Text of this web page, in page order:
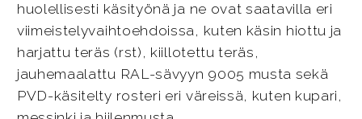
huolellisesti käsityönä ja ne ovat saatavilla eri
viimeistelyvaihtoehdoissa, kuten käsin hiottu ja
harjattu teräs (rst), kiillotettu teräs,
jauhemaalattu RAL-sävyyn 9005 musta sekä
PVD-käsitelty rosteri eri väreissä, kuten kupari,